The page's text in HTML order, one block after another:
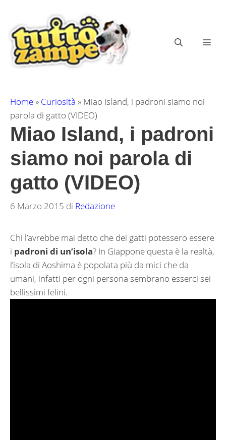
contenuto
Home» Curiosità » Miao Island, i padroni siamo noi
parola di gatto (VIDEO)
Miao Island, i padroni
siamo noi parola di
gatto (VIDEO)
6 Marzo 2015 di Redazione
Chi l’avrebbe mai detto che dei gatti potessero essere
i padroni di un’isola? In Giappone questa è la realtà,
l’isola di Aoshima è popolata più da mici che da
umani, infatti per ogni persona sembrano esserci sei
bellissimi felini.